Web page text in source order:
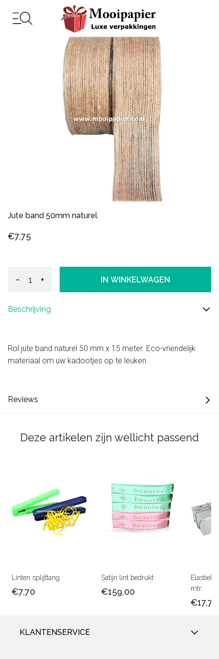
Jute band 50mm naturel
€7,75
− + IN WINKELWAGEN
Beschrijving
Rol jute band naturel 50 mm x 15 meter. Eco-vriendelijk
materiaal om uw kadootjes op te leuken.
Reviews
Deze artikelen zijn wellicht passend
Linten splijttang
€7,70
Satijn lint bedrukt
€159,00
Elastiek
mtr.
€17,75
KLANTENSERVICE